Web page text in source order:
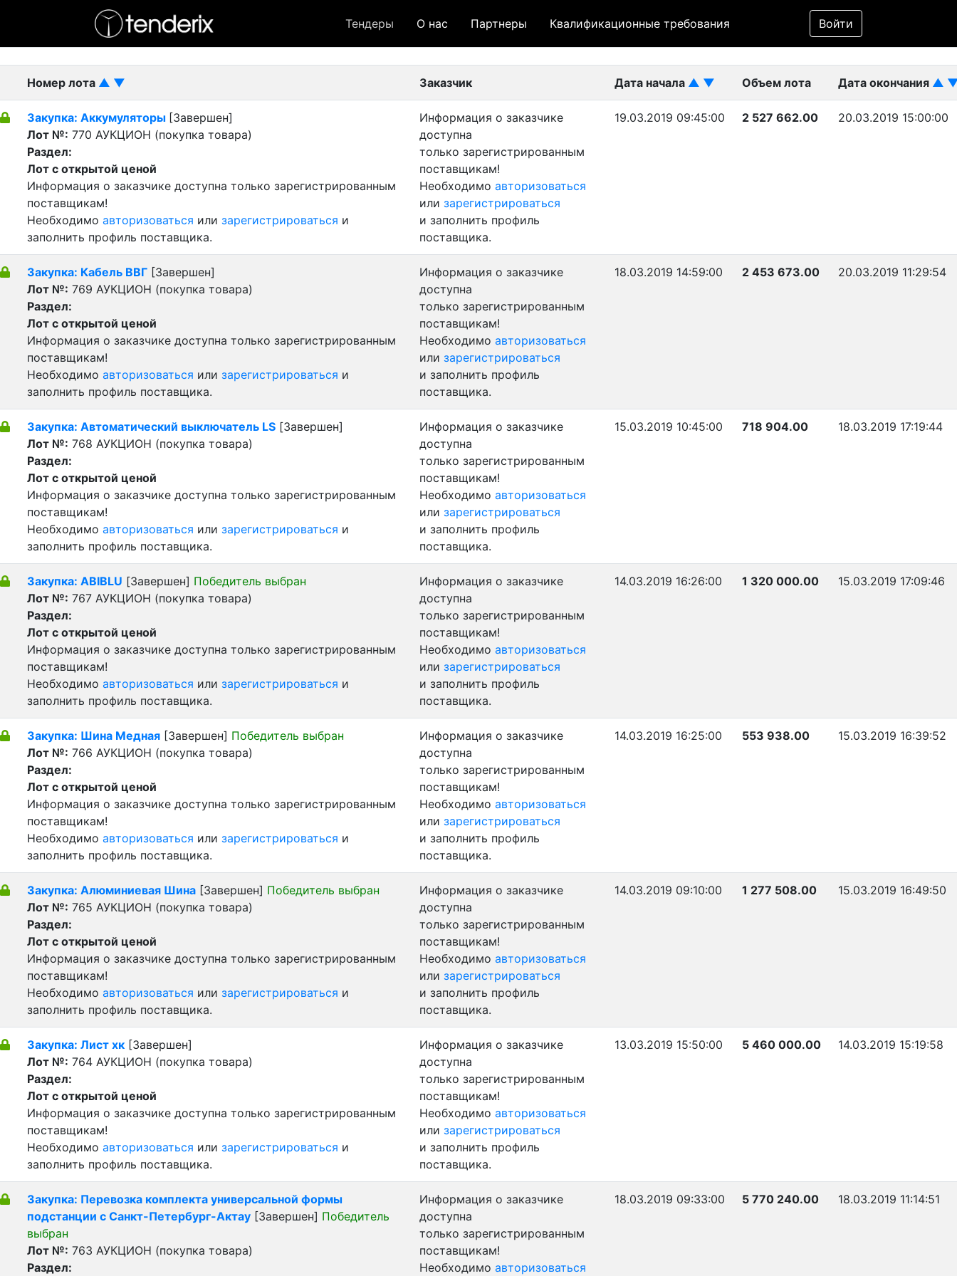
Тендеры О нас Партнеры Квалификационные требования Войти
Фильтр
- Завершенный лот
Номер лота ▲ ▼ Заказчик Дата начала ▲ ▼ Объем лота Дата окончания ▲
Закупка: Аккумуляторы [Завершен]
Лот №: 770 АУКЦИОН (покупка товара)
Раздел:
Лот с открытой ценой
Информация о заказчике доступна только зарегистрированным
поставщикам!
Необходимо авторизоваться или зарегистрироваться и
заполнить профиль поставщика.
Информация о заказчике
доступна
только зарегистрированным
поставщикам!
Необходимо авторизоваться
или зарегистрироваться
и заполнить профиль
поставщика.
19.03.2019 09:45:00 2 527 662.00 20.03.2019 15:00:00
Закупка: Кабель ВВГ [Завершен]
Лот №: 769 АУКЦИОН (покупка товара)
Раздел:
Лот с открытой ценой
Информация о заказчике доступна только зарегистрированным
поставщикам!
Необходимо авторизоваться или зарегистрироваться и
заполнить профиль поставщика.
Информация о заказчике
доступна
только зарегистрированным
поставщикам!
Необходимо авторизоваться
или зарегистрироваться
и заполнить профиль
поставщика.
18.03.2019 14:59:00 2 453 673.00 20.03.2019 11:29:54
Закупка: Автоматический выключатель LS [Завершен]
Лот №: 768 АУКЦИОН (покупка товара)
Раздел:
Лот с открытой ценой
Информация о заказчике доступна только зарегистрированным
поставщикам!
Необходимо авторизоваться или зарегистрироваться и
заполнить профиль поставщика.
Информация о заказчике
доступна
только зарегистрированным
поставщикам!
Необходимо авторизоваться
или зарегистрироваться
и заполнить профиль
поставщика.
15.03.2019 10:45:00 718 904.00 18.03.2019 17:19:44
Закупка: ABIBLU [Завершен] Победитель выбран
Лот №: 767 АУКЦИОН (покупка товара)
Раздел:
Лот с открытой ценой
Информация о заказчике доступна только зарегистрированным
поставщикам!
Необходимо авторизоваться или зарегистрироваться и
заполнить профиль поставщика.
Информация о заказчике
доступна
только зарегистрированным
поставщикам!
Необходимо авторизоваться
или зарегистрироваться
и заполнить профиль
поставщика.
14.03.2019 16:26:00 1 320 000.00 15.03.2019 17:09:46
Закупка: Шина Медная [Завершен] Победитель выбран
Лот №: 766 АУКЦИОН (покупка товара)
Раздел:
Лот с открытой ценой
Информация о заказчике доступна только зарегистрированным
поставщикам!
Необходимо авторизоваться или зарегистрироваться и
заполнить профиль поставщика.
Информация о заказчике
доступна
только зарегистрированным
поставщикам!
Необходимо авторизоваться
или зарегистрироваться
и заполнить профиль
поставщика.
14.03.2019 16:25:00 553 938.00 15.03.2019 16:39:52
Закупка: Алюминиевая Шина [Завершен] Победитель выбран
Лот №: 765 АУКЦИОН (покупка товара)
Раздел:
Лот с открытой ценой
Информация о заказчике доступна только зарегистрированным
поставщикам!
Необходимо авторизоваться или зарегистрироваться и
заполнить профиль поставщика.
Информация о заказчике
доступна
только зарегистрированным
поставщикам!
Необходимо авторизоваться
или зарегистрироваться
и заполнить профиль
поставщика.
14.03.2019 09:10:00 1 277 508.00 15.03.2019 16:49:50
Закупка: Лист хк [Завершен]
Лот №: 764 АУКЦИОН (покупка товара)
Раздел:
Лот с открытой ценой
Информация о заказчике доступна только зарегистрированным
поставщикам!
Необходимо авторизоваться или зарегистрироваться и
заполнить профиль поставщика.
Информация о заказчике
доступна
только зарегистрированным
поставщикам!
Необходимо авторизоваться
или зарегистрироваться
и заполнить профиль
поставщика.
13.03.2019 15:50:00 5 460 000.00 14.03.2019 15:19:58
Закупка: Перевозка комплекта универсальной формы
подстанции с Санкт-Петербург-Актау [Завершен] Победитель
выбран
Лот №: 763 АУКЦИОН (покупка товара)
Раздел:
Информация о заказчике
доступна
только зарегистрированным
поставщикам!
Необходимо авторизоваться
18.03.2019 09:33:00 5 770 240.00 18.03.2019 11:14:51